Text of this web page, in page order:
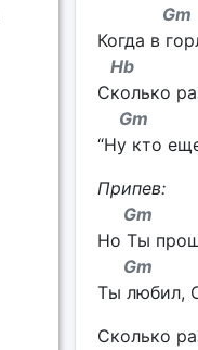
Gm
Когда в
Hb
Сколько
Gm
“Ну кто
Припев:
Gm
Но Ты
Gm
Ты любил,
Сколько